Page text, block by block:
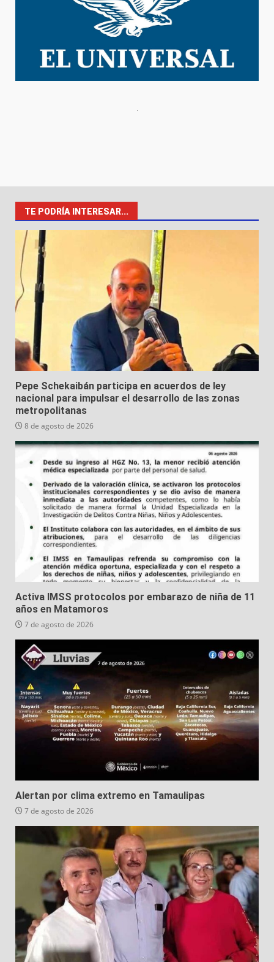
TE PODRÍA INTERESAR...
Pepe Schekaibán participa en acuerdos de ley
nacional para impulsar el desarrollo de las zonas
metropolitanas
8 de agosto de 2026
Activa IMSS protocolos por embarazo de niña de 11
años en Matamoros
7 de agosto de 2026
Alertan por clima extremo en Tamaulipas
7 de agosto de 2026